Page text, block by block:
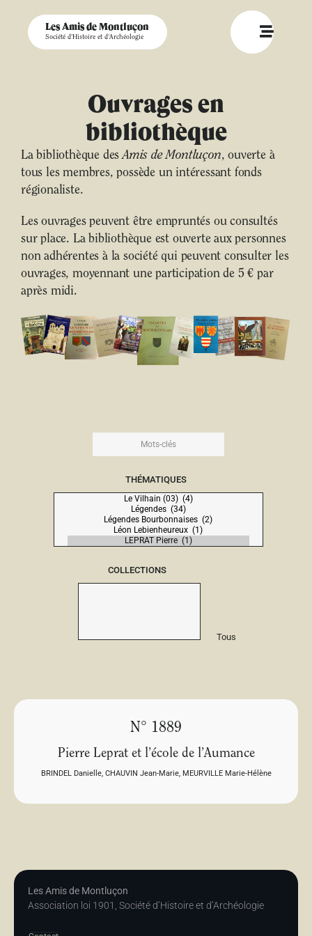
Les Amis de Montluçon
Société d'Histoire et d'Archéologie
Ouvrages en
bibliothèque
La bibliothèque desAmis de Montluçon, ouverte à
tous les membres, possède un intéressant fonds
régionaliste.
Les ouvrages peuvent être empruntés ou consultés
sur place. La bibliothèque est ouverte aux personnes
non adhérentes à la société qui peuvent consulter les
ouvrages, moyennant une participation de 5 € par
après midi.
THÉMATIQUES
COLLECTIONS
Tous
N° 1889
Pierre Leprat et l’école de l’Aumance
BRINDEL Danielle, CHAUVIN Jean-Marie, MEURVILLE Marie-Hélène
Les Amis de Montluçon
Association loi 1901, Société d’Histoire et d’Archéologie